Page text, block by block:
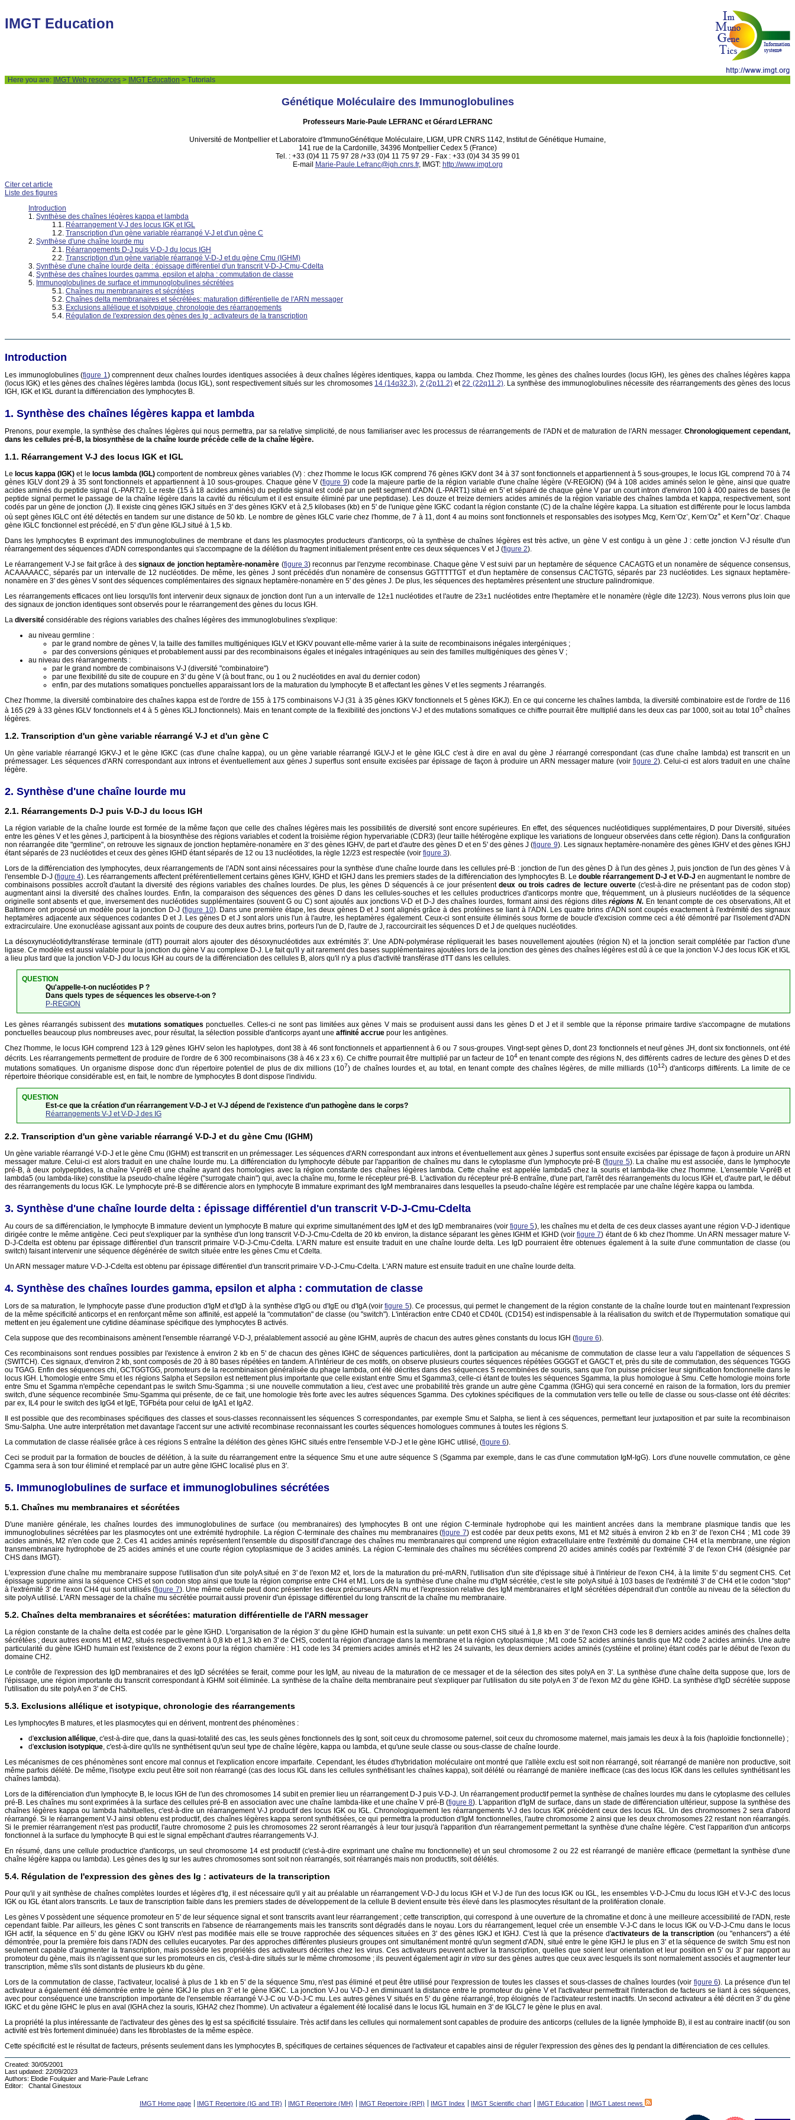
IMGT Education
Here you are: IMGT Web resources > IMGT Education > Tutorials
Génétique Moléculaire des Immunoglobulines
Professeurs Marie-Paule LEFRANC et Gérard LEFRANC
Université de Montpellier et Laboratoire d'ImmunoGénétique Moléculaire, LIGM, UPR CNRS 1142, Institut de Génétique Humaine,
141 rue de la Cardonille, 34396 Montpellier Cedex 5 (France)
Tel. : +33 (0)4 11 75 97 28 /+33 (0)4 11 75 97 29 - Fax : +33 (0)4 34 35 99 01
E-mail
Marie-Paule.Lefranc@igh.cnrs.fr, IMGT: http://www.imgt.org
Citer cet article
Liste des figures
Introduction
Synthèse des chaînes légères kappa et lambda
Réarrangement V-J des locus IGK et IGL
Transcription d'un gène variable réarrangé V-J et d'un gène C
Synthèse d'une chaîne lourde mu
Réarrangements D-J puis V-D-J du locus IGH
Transcription d'un gène variable réarrangé V-D-J et du gène Cmu (IGHM)
Synthèse d'une chaîne lourde delta : épissage différentiel d'un transcrit V-D-J-Cmu-Cdelta
Synthèse des chaînes lourdes gamma, epsilon et alpha : commutation de classe
Immunoglobulines de surface et immunoglobulines sécrétées
Chaînes mu membranaires et sécrétées
Chaînes delta membranaires et sécrétées: maturation différentielle de l'ARN messager
Exclusions allélique et isotypique, chronologie des réarrangements
Régulation de l'expression des gènes des Ig : activateurs de la transcription
Introduction
Les immunoglobulines (figure 1) comprennent deux chaînes lourdes identiques associées à deux chaînes légères identiques, kappa ou lambda. Chez l'homme, les gènes des chaînes lourdes (locus IGH), les gènes des chaînes légères kappa
(locus IGK) et les gènes des chaînes légères lambda (locus IGL), sont respectivement situés sur les chromosomes 14 (14q32.3), 2 (2p11.2)et22 (22q11.2). La synthèse des immunoglobulines nécessite des réarrangements des gènes des locus
IGH, IGK et IGL durant la différenciation des lymphocytes B.
Synthèse des chaînes légères kappa et lambda
Prenons, pour exemple, la synthèse des chaînes légères qui nous permettra, par sa relative simplicité, de nous familiariser avec les processus de réarrangements de l'ADN et de maturation de l'ARN messager.Chronologiquement cependant,
dans les cellules pré-B, la biosynthèse de la chaîne lourde précède celle de la chaîne légère.
Réarrangement V-J des locus IGK et IGL
Le locus kappa (IGK) et le locus lambda (IGL)comportent de nombreux gènes variables (V) : chez l'homme le locus IGK comprend 76 gènes IGKV dont 34 à 37 sont fonctionnels et appartiennent à 5 sous-groupes, le locus IGL comprend 70 à 74
gènes IGLV dont 29 à 35 sont fonctionnels et appartiennent à 10 sous-groupes. Chaque gène V (figure 9) code la majeure partie de la région variable d'une chaîne légère (V-REGION) (94 à 108 acides aminés selon le gène, ainsi que quatre
acides aminés du peptide signal (L-PART2). Le reste (15 à 18 acides aminés) du peptide signal est codé par un petit segment d'ADN (L-PART1) situé en 5' et séparé de chaque gène V par un court intron d'environ 100 à 400 paires de bases (le
peptide signal permet le passage de la chaîne légère dans la cavité du réticulum et il est ensuite éliminé par une peptidase). Les douze et treize derniers acides aminés de la région variable des chaînes lambda et kappa, respectivement, sont
codés par un gène de jonction (J). Il existe cinq gènes IGKJ situés en 3' des gènes IGKV et à 2,5 kilobases (kb) en 5' de l'unique gène IGKC codant la région constante (C) de la chaîne légère kappa. La situation est différente pour le locus lambda
où sept gènes IGLC ont été détectés en tandem sur une distance de 50 kb. Le nombre de gènes IGLC varie chez l'homme, de 7 à 11, dont 4 au moins sont fonctionnels et responsables des isotypes Mcg, Kern-Oz-, Kern-Oz+ et Kern+Oz-. Chaque
gène IGLC fonctionnel est précédé, en 5' d'un gène IGLJ situé à 1,5 kb.
Dans les lymphocytes B exprimant des immunoglobulines de membrane et dans les plasmocytes producteurs d'anticorps, où la synthèse de chaînes légères est très active, un gène V est contigu à un gène J : cette jonction V-J résulte d'un
réarrangement des séquences d'ADN correspondantes qui s'accompagne de la délétion du fragment initialement présent entre ces deux séquences V et J (figure 2).
Le réarrangement V-J se fait grâce à dessignaux de jonction heptamère-nonamère (figure 3) reconnus par l'enzyme recombinase. Chaque gène V est suivi par un heptamère de séquence CACAGTG et un nonamère de séquence consensus,
ACAAAAACC, séparés par un intervalle de 12 nucléotides. De même, les gènes J sont précédés d'un nonamère de consensus GGTTTTTGT et d'un heptamère de consensus CACTGTG, séparés par 23 nucléotides. Les signaux heptamère-
nonamère en 3' des gènes V sont des séquences complémentaires des signaux heptamère-nonamère en 5' des gènes J. De plus, les séquences des heptamères présentent une structure palindromique.
Les réarrangements efficaces ont lieu lorsqu'ils font intervenir deux signaux de jonction dont l'un a un intervalle de 12±1 nucléotides et l'autre de 23±1 nucléotides entre l'heptamère et le nonamère (règle dite 12/23). Nous verrons plus loin que
des signaux de jonction identiques sont observés pour le réarrangement des gènes du locus IGH.
La diversité considérable des régions variables des chaînes légères des immunoglobulines s'explique:
au niveau germline :
par le grand nombre de gènes V, la taille des familles multigéniques IGLV et IGKV pouvant elle-même varier à la suite de recombinaisons inégales intergéniques ;
par des conversions géniques et probablement aussi par des recombinaisons égales et inégales intragéniques au sein des familles multigéniques des gènes V ;
au niveau des réarrangements :
par le grand nombre de combinaisons V-J (diversité "combinatoire")
par une flexibilité du site de coupure en 3' du gène V (à bout franc, ou 1 ou 2 nucléotides en aval du dernier codon)
enfin, par des mutations somatiques ponctuelles apparaissant lors de la maturation du lymphocyte B et affectant les gènes V et les segments J réarrangés.
Chez l'homme, la diversité combinatoire des chaînes kappa est de l'ordre de 155 à 175 combinaisons V-J (31 à 35 gènes IGKV fonctionnels et 5 gènes IGKJ). En ce qui concerne les chaînes lambda, la diversité combinatoire est de l'ordre de 116
à 165 (29 à 33 gènes IGLV fonctionnels et 4 à 5 gènes IGLJ fonctionnels). Mais en tenant compte de la flexibilité des jonctions V-J et des mutations somatiques ce chiffre pourrait être multiplié dans les deux cas par 1000, soit au total 105chaînes
légères.
Transcription d'un gène variable réarrangé V-J et d'un gène C
Un gène variable réarrangé IGKV-J et le gène IGKC (cas d'une chaîne kappa), ou un gène variable réarrangé IGLV-J et le gène IGLC c'est à dire en aval du gène J réarrangé correspondant (cas d'une chaîne lambda) est transcrit en un
prémessager. Les séquences d'ARN correspondant aux introns et éventuellement aux gènes J superflus sont ensuite excisées par épissage de façon à produire un ARN messager mature (voir figure 2). Celui-ci est alors traduit en une chaîne
légère.
Synthèse d'une chaîne lourde mu
Réarrangements D-J puis V-D-J du locus IGH
La région variable de la chaîne lourde est formée de la même façon que celle des chaînes légères mais les possibilités de diversité sont encore supérieures. En effet, des séquences nucléotidiques supplémentaires, D pour Diversité, situées
entre les gènes V et les gènes J, participent à la biosynthèse des régions variables et codent la troisième région hypervariable (CDR3) (leur taille hétérogène explique les variations de longueur observées dans cette région). Dans la configuration
non réarrangée dite "germline", on retrouve les signaux de jonction heptamère-nonamère en 3' des gènes IGHV, de part et d'autre des gènes D et en 5' des gènes J (figure 9). Les signaux heptamère-nonamère des gènes IGHV et des gènes IGHJ
étant séparés de 23 nucléotides et ceux des gènes IGHD étant séparés de 12 ou 13 nucléotides, la règle 12/23 est respectée (voir figure 3).
Lors de la différenciation des lymphocytes, deux réarrangements de l'ADN sont ainsi nécessaires pour la synthèse d'une chaîne lourde dans les cellules pré-B : jonction de l'un des gènes D à l'un des gènes J, puis jonction de l'un des gènes V à
l'ensemble D-J (figure 4). Les réarrangements affectent préférentiellement certains gènes IGHV, IGHD et IGHJ dans les premiers stades de la différenciation des lymphocytes B. Le double réarrangement D-J et V-D-J en augmentant le nombre de
combinaisons possibles accroît d'autant la diversité des régions variables des chaînes lourdes. De plus, les gènes D séquencés à ce jour présententdeux ou trois cadres de lecture ouverte (c'est-à-dire ne présentant pas de codon stop)
augmentant ainsi la diversité des chaînes lourdes. Enfin, la comparaison des séquences des gènes D dans les cellules-souches et les cellules productrices d'anticorps montre que, fréquemment, un à plusieurs nucléotides de la séquence
originelle sont absents et que, inversement des nucléotides supplémentaires (souvent G ou C) sont ajoutés aux jonctions V-D et D-J des chaînes lourdes, formant ainsi des régions ditesrégions N. En tenant compte de ces observations, Alt et
Baltimore ont proposé un modèle pour la jonction D-J (figure 10). Dans une première étape, les deux gènes D et J sont alignés grâce à des protéines se liant à l'ADN. Les quatre brins d'ADN sont coupés exactement à l'extrémité des signaux
heptamères adjacente aux séquences codantes D et J. Les gènes D et J sont alors unis l'un à l'autre, les heptamères également. Ceux-ci sont ensuite éliminés sous forme de boucle d'excision comme ceci a été démontré par l'isolement d'ADN
extracirculaire. Une exonucléase agissant aux points de coupure des deux autres brins, porteurs l'un de D, l'autre de J, raccourcirait les séquences D et J de quelques nucléotides.
La désoxynucléotidyltransférase terminale (dTT) pourrait alors ajouter des désoxynucléotides aux extrémités 3'. Une ADN-polymérase répliquerait les bases nouvellement ajoutées (région N) et la jonction serait complétée par l'action d'une
ligase. Ce modèle est aussi valable pour la jonction du gène V au complexe D-J. Le fait qu'il y ait rarement des bases supplémentaires ajoutées lors de la jonction des gènes des chaînes légères est dû à ce que la jonction V-J des locus IGK et IGL
a lieu plus tard que la jonction V-D-J du locus IGH au cours de la différenciation des cellules B, alors qu'il n'y a plus d'activité transférase dTT dans les cellules.
QUESTION
Qu'appelle-t-on nucléotides P ?
Dans quels types de séquences les observe-t-on ?
P-REGION
Les gènes réarrangés subissent des mutations somatiques ponctuelles. Celles-ci ne sont pas limitées aux gènes V mais se produisent aussi dans les gènes D et J et il semble que la réponse primaire tardive s'accompagne de mutations
ponctuelles beaucoup plus nombreuses avec, pour résultat, la sélection possible d'anticorps ayant une affinité accrue pour les antigènes.
Chez l'homme, le locus IGH comprend 123 à 129 gènes IGHV selon les haplotypes, dont 38 à 46 sont fonctionnels et appartiennent à 6 ou 7 sous-groupes. Vingt-sept gènes D, dont 23 fonctionnels et neuf gènes JH, dont six fonctionnels, ont été
décrits. Les réarrangements permettent de produire de l'ordre de 6 300 recombinaisons (38 à 46 x 23 x 6). Ce chiffre pourrait être multiplié par un facteur de 104en tenant compte des régions N, des différents cadres de lecture des gènes D et des
mutations somatiques. Un organisme dispose donc d'un répertoire potentiel de plus de dix millions (107) de chaînes lourdes et, au total, en tenant compte des chaînes légères, de mille milliards (1012) d'anticorps différents. La limite de ce
répertoire théorique considérable est, en fait, le nombre de lymphocytes B dont dispose l'individu.
QUESTION
Est-ce que la création d'un réarrangement V-D-J et V-J dépend de l'existence d'un pathogène dans le corps?
Réarrangements V-J et V-D-J des IG
Transcription d'un gène variable réarrangé V-D-J et du gène Cmu (IGHM)
Un gène variable réarrangé V-D-J et le gène Cmu (IGHM) est transcrit en un prémessager. Les séquences d'ARN correspondant aux introns et éventuellement aux gènes J superflus sont ensuite excisées par épissage de façon à produire un ARN
messager mature. Celui-ci est alors traduit en une chaîne lourde mu. La différenciation du lymphocyte débute par l'apparition de chaînes mu dans le cytoplasme d'un lymphocyte pré-B (figure 5). La chaîne mu est associée, dans le lymphocyte
pré-B, à deux polypeptides, la chaîne V-préB et une chaîne ayant des homologies avec la région constante des chaînes légères lambda. Cette chaîne est appelée lambda5 chez la souris et lambda-like chez l'homme. L'ensemble V-préB et
lambda5 (ou lambda-like) constitue la pseudo-chaîne légère ("surrogate chain") qui, avec la chaîne mu, forme le récepteur pré-B. L'activation du récepteur pré-B entraîne, d'une part, l'arrêt des réarrangements du locus IGH et, d'autre part, le début
des réarrangements du locus IGK. Le lymphocyte pré-B se différencie alors en lymphocyte B immature exprimant des IgM membranaires dans lesquelles la pseudo-chaîne légère est remplacée par une chaîne légère kappa ou lambda.
Synthèse d'une chaîne lourde delta : épissage différentiel d'un transcrit V-D-J-Cmu-Cdelta
Au cours de sa différenciation, le lymphocyte B immature devient un lymphocyte B mature qui exprime simultanément des IgM et des IgD membranaires (voirfigure 5), les chaînes mu et delta de ces deux classes ayant une région V-D-J identique
dirigée contre le même antigène. Ceci peut s'expliquer par la synthèse d'un long transcrit V-D-J-Cmu-Cdelta de 20 kb environ, la distance séparant les gènes IGHM et IGHD (voir figure 7) étant de 6 kb chez l'homme. Un ARN messager mature V-
D-J-Cdelta est obtenu par épissage différentiel d'un transcrit primaire V-D-J-Cmu-Cdelta. L'ARN mature est ensuite traduit en une chaîne lourde delta. Les IgD pourraient être obtenues également à la suite d'une communtation de classe (ou
switch) faisant intervenir une séquence dégénérée de switch située entre les gènes Cmu et Cdelta.
Un ARN messager mature V-D-J-Cdelta est obtenu par épissage différentiel d'un transcrit primaire V-D-J-Cmu-Cdelta. L'ARN mature est ensuite traduit en une chaîne lourde delta.
Synthèse des chaînes lourdes gamma, epsilon et alpha : commutation de classe
Lors de sa maturation, le lymphocyte passe d'une production d'IgM et d'IgD à la synthèse d'IgG ou d'IgE ou d'IgA (voirfigure 5). Ce processus, qui permet le changement de la région constante de la chaîne lourde tout en maintenant l'expression
de la même spécificité anticorps et en renforçant même son affinité, est appelé la "commutation" de classe (ou "switch"). L'intéraction entre CD40 et CD40L (CD154) est indispensable à la réalisation du switch et de l'hypermutation somatique qui
mettent en jeu également une cytidine déaminase spécifique des lymphocytes B activés.
Cela suppose que des recombinaisons amènent l'ensemble réarrangé V-D-J, préalablement associé au gène IGHM, auprès de chacun des autres gènes constants du locus IGH (figure 6).
Ces recombinaisons sont rendues possibles par l'existence à environ 2 kb en 5' de chacun des gènes IGHC de séquences particulières, dont la participation au mécanisme de commutation de classe leur a valu l'appellation de séquences S
(SWITCH). Ces signaux, d'environ 2 kb, sont composés de 20 à 80 bases répétées en tandem. A l'intérieur de ces motifs, on observe plusieurs courtes séquences répétées GGGGT et GAGCT et, près du site de commutation, des séquences TGGG
ou TGAG. Enfin des séquences chi, GCTGGTGG, promoteurs de la recombinaison généralisée du phage lambda, ont été décrites dans des séquences S recombinées de souris, sans que l'on puisse préciser leur signification fonctionnelle dans le
locus IGH. L'homologie entre Smu et les régions Salpha et Sepsilon est nettement plus importante que celle existant entre Smu et Sgamma3, celle-ci étant de toutes les séquences Sgamma, la plus homologue à Smu. Cette homologie moins forte
entre Smu et Sgamma n'empêche cependant pas le switch Smu-Sgamma ; si une nouvelle commutation a lieu, c'est avec une probabilité très grande un autre gène Cgamma (IGHG) qui sera concerné en raison de la formation, lors du premier
switch, d'une séquence recombinée Smu-Sgamma qui présente, de ce fait, une homologie très forte avec les autres séquences Sgamma. Des cytokines spécifiques de la commutation vers telle ou telle de classe ou sous-classe ont été décrites:
par ex, IL4 pour le switch des IgG4 et IgE, TGFbéta pour celui de IgA1 et IgA2.
Il est possible que des recombinases spécifiques des classes et sous-classes reconnaissent les séquences S correspondantes, par exemple Smu et Salpha, se lient à ces séquences, permettant leur juxtaposition et par suite la recombinaison
Smu-Salpha. Une autre interprétation met davantage l'accent sur une activité recombinase reconnaissant les courtes séquences homologues communes à toutes les régions S.
La commutation de classe réalisée grâce à ces régions S entraîne la délétion des gènes IGHC situés entre l'ensemble V-D-J et le gène IGHC utilisé, (figure 6).
Ceci se produit par la formation de boucles de délétion, à la suite du réarrangement entre la séquence Smu et une autre séquence S (Sgamma par exemple, dans le cas d'une commutation IgM-IgG). Lors d'une nouvelle commutation, ce gène
Cgamma sera à son tour éliminé et remplacé par un autre gène IGHC localisé plus en 3'.
Immunoglobulines de surface et immunoglobulines sécrétées
Chaînes mu membranaires et sécrétées
D'une manière générale, les chaînes lourdes des immunoglobulines de surface (ou membranaires) des lymphocytes B ont une région C-terminale hydrophobe qui les maintient ancrées dans la membrane plasmique tandis que les
immunoglobulines sécrétées par les plasmocytes ont une extrémité hydrophile. La région C-terminale des chaînes mu membranaires (figure 7) est codée par deux petits exons, M1 et M2 situés à environ 2 kb en 3' de l'exon CH4 ; M1 code 39
acides aminés, M2 n'en code que 2. Ces 41 acides aminés représentent l'ensemble du dispositif d'ancrage des chaînes mu membranaires qui comprend une région extracellulaire entre l'extrémité du domaine CH4 et la membrane, une région
transmembranaire hydrophobe de 25 acides aminés et une courte région cytoplasmique de 3 acides aminés. La région C-terminale des chaînes mu sécrétées comprend 20 acides aminés codés par l'extrémité 3' de l'exon CH4 (désignée par
CHS dans IMGT).
L'expression d'une chaîne mu membranaire suppose l'utilisation d'un site polyA situé en 3' de l'exon M2 et, lors de la maturation du pré-mARN, l'utilisation d'un site d'épissage situé à l'intérieur de l'exon CH4, à la limite 5' du segment CHS. Cet
épissage supprime ainsi la séquence CHS et son codon stop ainsi que toute la région comprise entre CH4 et M1. Lors de la synthèse d'une chaîne mu d'IgM sécrétée, c'est le site polyA situé à 103 bases de l'extrémité 3' de CH4 et le codon "stop"
à l'extrémité 3' de l'exon CH4 qui sont utilisés (figure 7). Une même cellule peut donc présenter les deux précurseurs ARN mu et l'expression relative des IgM membranaires et IgM sécrétées dépendrait d'un contrôle au niveau de la sélection du
site polyA utilisé. L'ARN messager de la chaîne mu sécrétée pourrait aussi provenir d'un épissage différentiel du long transcrit de la chaîne mu membranaire.
Chaînes delta membranaires et sécrétées: maturation différentielle de l'ARN messager
La région constante de la chaîne delta est codée par le gène IGHD. L'organisation de la région 3' du gène IGHD humain est la suivante: un petit exon CHS situé à 1,8 kb en 3' de l'exon CH3 code les 8 derniers acides aminés des chaînes delta
sécrétées ; deux autres exons M1 et M2, situés respectivement à 0,8 kb et 1,3 kb en 3' de CHS, codent la région d'ancrage dans la membrane et la région cytoplasmique ; M1 code 52 acides aminés tandis que M2 code 2 acides aminés. Une autre
particularité du gène IGHD humain est l'existence de 2 exons pour la région charnière : H1 code les 34 premiers acides aminés et H2 les 24 suivants, les deux derniers acides aminés (cystéine et proline) étant codés par le début de l'exon du
domaine CH2.
Le contrôle de l'expression des IgD membranaires et des IgD sécrétées se ferait, comme pour les IgM, au niveau de la maturation de ce messager et de la sélection des sites polyA en 3'. La synthèse d'une chaîne delta suppose que, lors de
l'épissage, une région importante du transcrit correspondant à IGHM soit éliminée. La synthèse de la chaîne delta membranaire peut s'expliquer par l'utilisation du site polyA en 3' de l'exon M2 du gène IGHD. La synthèse d'IgD sécrétée suppose
l'utilisation du site polyA en 3' de CHS.
Exclusions allélique et isotypique, chronologie des réarrangements
Les lymphocytes B matures, et les plasmocytes qui en dérivent, montrent des phénomènes :
d'exclusion allélique, c'est-à-dire que, dans la quasi-totalité des cas, les seuls gènes fonctionnels des Ig sont, soit ceux du chromosome paternel, soit ceux du chromosome maternel, mais jamais les deux à la fois (haploïdie fonctionnelle) ;
d'exclusion isotypique, c'est-à-dire qu'ils ne synthétisent qu'un seul type de chaîne légère, kappa ou lambda, et qu'une seule classe ou sous-classe de chaîne lourde.
Les mécanismes de ces phénomènes sont encore mal connus et l'explication encore imparfaite. Cependant, les études d'hybridation moléculaire ont montré que l'allèle exclu est soit non réarrangé, soit réarrangé de manière non productive, soit
même parfois délété. De même, l'isotype exclu peut être soit non réarrangé (cas des locus IGL dans les cellules synthétisant les chaînes kappa), soit délété ou réarrangé de manière inefficace (cas des locus IGK dans les cellules synthétisant les
chaînes lambda).
Lors de la différenciation d'un lymphocyte B, le locus IGH de l'un des chromosomes 14 subit en premier lieu un réarrangement D-J puis V-D-J. Un réarrangement productif permet la synthèse de chaînes lourdes mu dans le cytoplasme des cellules
pré-B. Les chaînes mu sont exprimées à la surface des cellules pré-B en association avec une chaîne lambda-like et une chaîne V pré-B (figure 8). L'apparition d'IgM de surface, dans un stade de différenciation ultérieur, suppose la synthèse des
chaînes légères kappa ou lambda habituelles, c'est-à-dire un réarrangement V-J productif des locus IGK ou IGL. Chronologiquement les réarrangements V-J des locus IGK précèdent ceux des locus IGL. Un des chromosomes 2 sera d'abord
réarrangé. Si le réarrangement V-J ainsi obtenu est productif, des chaînes légères kappa seront synthétisées, ce qui permettra la production d'IgM fonctionnelles, l'autre chromosome 2 ainsi que les deux chromosomes 22 restant non réarrangés.
Si le premier réarrangement n'est pas productif, l'autre chromosome 2 puis les chromosomes 22 seront réarrangés à leur tour jusqu'à l'apparition d'un réarrangement permettant la synthèse d'une chaîne légère. C'est l'apparition d'un anticorps
fonctionnel à la surface du lymphocyte B qui est le signal empêchant d'autres réarrangements V-J.
En résumé, dans une cellule productrice d'anticorps, un seul chromosome 14 est productif (c'est-à-dire exprimant une chaîne mu fonctionnelle) et un seul chromosome 2 ou 22 est réarrangé de manière efficace (permettant la synthèse d'une
chaîne légère kappa ou lambda). Les gènes des Ig sur les autres chromosomes sont soit non réarrangés, soit réarrangés mais non productifs, soit délétés.
Régulation de l'expression des gènes des Ig : activateurs de la transcription
Pour qu'il y ait synthèse de chaînes complètes lourdes et légères d'Ig, il est nécessaire qu'il y ait au préalable un réarrangement V-D-J du locus IGH et V-J de l'un des locus IGK ou IGL, les ensembles V-D-J-Cmu du locus IGH et V-J-C des locus
IGK ou IGL étant alors transcrits. Le taux de transcription faible dans les premiers stades de développement de la cellule B devient ensuite très élevé dans les plasmocytes résultant de la prolifération clonale.
Les gènes V possèdent une séquence promoteur en 5' de leur séquence signal et sont transcrits avant leur réarrangement ; cette transcription, qui correspond à une ouverture de la chromatine et donc à une meilleure accessibilité de l'ADN, reste
cependant faible. Par ailleurs, les gènes C sont transcrits en l'absence de réarrangements mais les transcrits sont dégradés dans le noyau. Lors du réarrangement, lequel crée un ensemble V-J-C dans le locus IGK ou V-D-J-Cmu dans le locus
IGH actif, la séquence en 5' du gène IGKV ou IGHV n'est pas modifiée mais elle se trouve rapprochée des séquences situées en 3' des gènes IGKJ et IGHJ. C'est là que la présence d'activateurs de la transcription (ou "enhancers") a été
démontrée, pour la première fois dans l'ADN des cellules eucaryotes. Par des approches différentes plusieurs groupes ont simultanément montré qu'un segment d'ADN, situé entre le gène IGHJ le plus en 3' et la séquence de switch Smu est non
seulement capable d'augmenter la transcription, mais possède les propriétés des activateurs décrites chez les virus. Ces activateurs peuvent activer la transcription, quelles que soient leur orientation et leur position en 5' ou 3' par rapport au
promoteur du gène, mais ils n'agissent que sur les promoteurs en cis, c'est-à-dire situés sur le même chromosome ; ils peuvent également agir in vitro sur des gènes autres que ceux avec lesquels ils sont normalement associés et augmenter leur
transcription, même s'ils sont distants de plusieurs kb du gène.
Lors de la commutation de classe, l'activateur, localisé à plus de 1 kb en 5' de la séquence Smu, n'est pas éliminé et peut être utilisé pour l'expression de toutes les classes et sous-classes de chaînes lourdes (voir figure 6). La présence d'un tel
activateur a également été démontrée entre le gène IGKJ le plus en 3' et le gène IGKC. La jonction V-J ou V-D-J en diminuant la distance entre le promoteur du gène V et l'activateur permettrait l'interaction de facteurs se liant à ces séquences,
avec pour conséquence une transcription importante de l'ensemble réarrangé V-J-C ou V-D-J-C mu. Les autres gènes V situés en 5' du gène réarrangé, trop éloignés de l'activateur restent inactifs. Un second activateur a été décrit en 3' du gène
IGKC et du gène IGHC le plus en aval (IGHA chez la souris, IGHA2 chez l'homme). Un activateur a également été localisé dans le locus IGL humain en 3' de IGLC7 le gène le plus en aval.
La propriété la plus intéressante de l'activateur des gènes des Ig est sa spécificité tissulaire. Très actif dans les cellules qui normalement sont capables de produire des anticorps (cellules de la lignée lymphoïde B), il est au contraire inactif (ou son
activité est très fortement diminuée) dans les fibroblastes de la même espèce.
Cette spécificité est le résultat de facteurs, présents seulement dans les lymphocytes B, spécifiques de certaines séquences de l'activateur et capables ainsi de réguler l'expression des gènes des Ig pendant la différenciation de ces cellules.
Created: 30/05/2001
Last updated: 22/09/2023
Authors: Elodie Foulquier and Marie-Paule Lefranc
Editor:
Chantal Ginestoux
IMGT Home page IMGT Repertoire (IG and TR) IMGT Repertoire (MH) IMGT Repertoire (RPI) IMGT Index IMGT Scientific chart IMGT Education IMGT Latest news